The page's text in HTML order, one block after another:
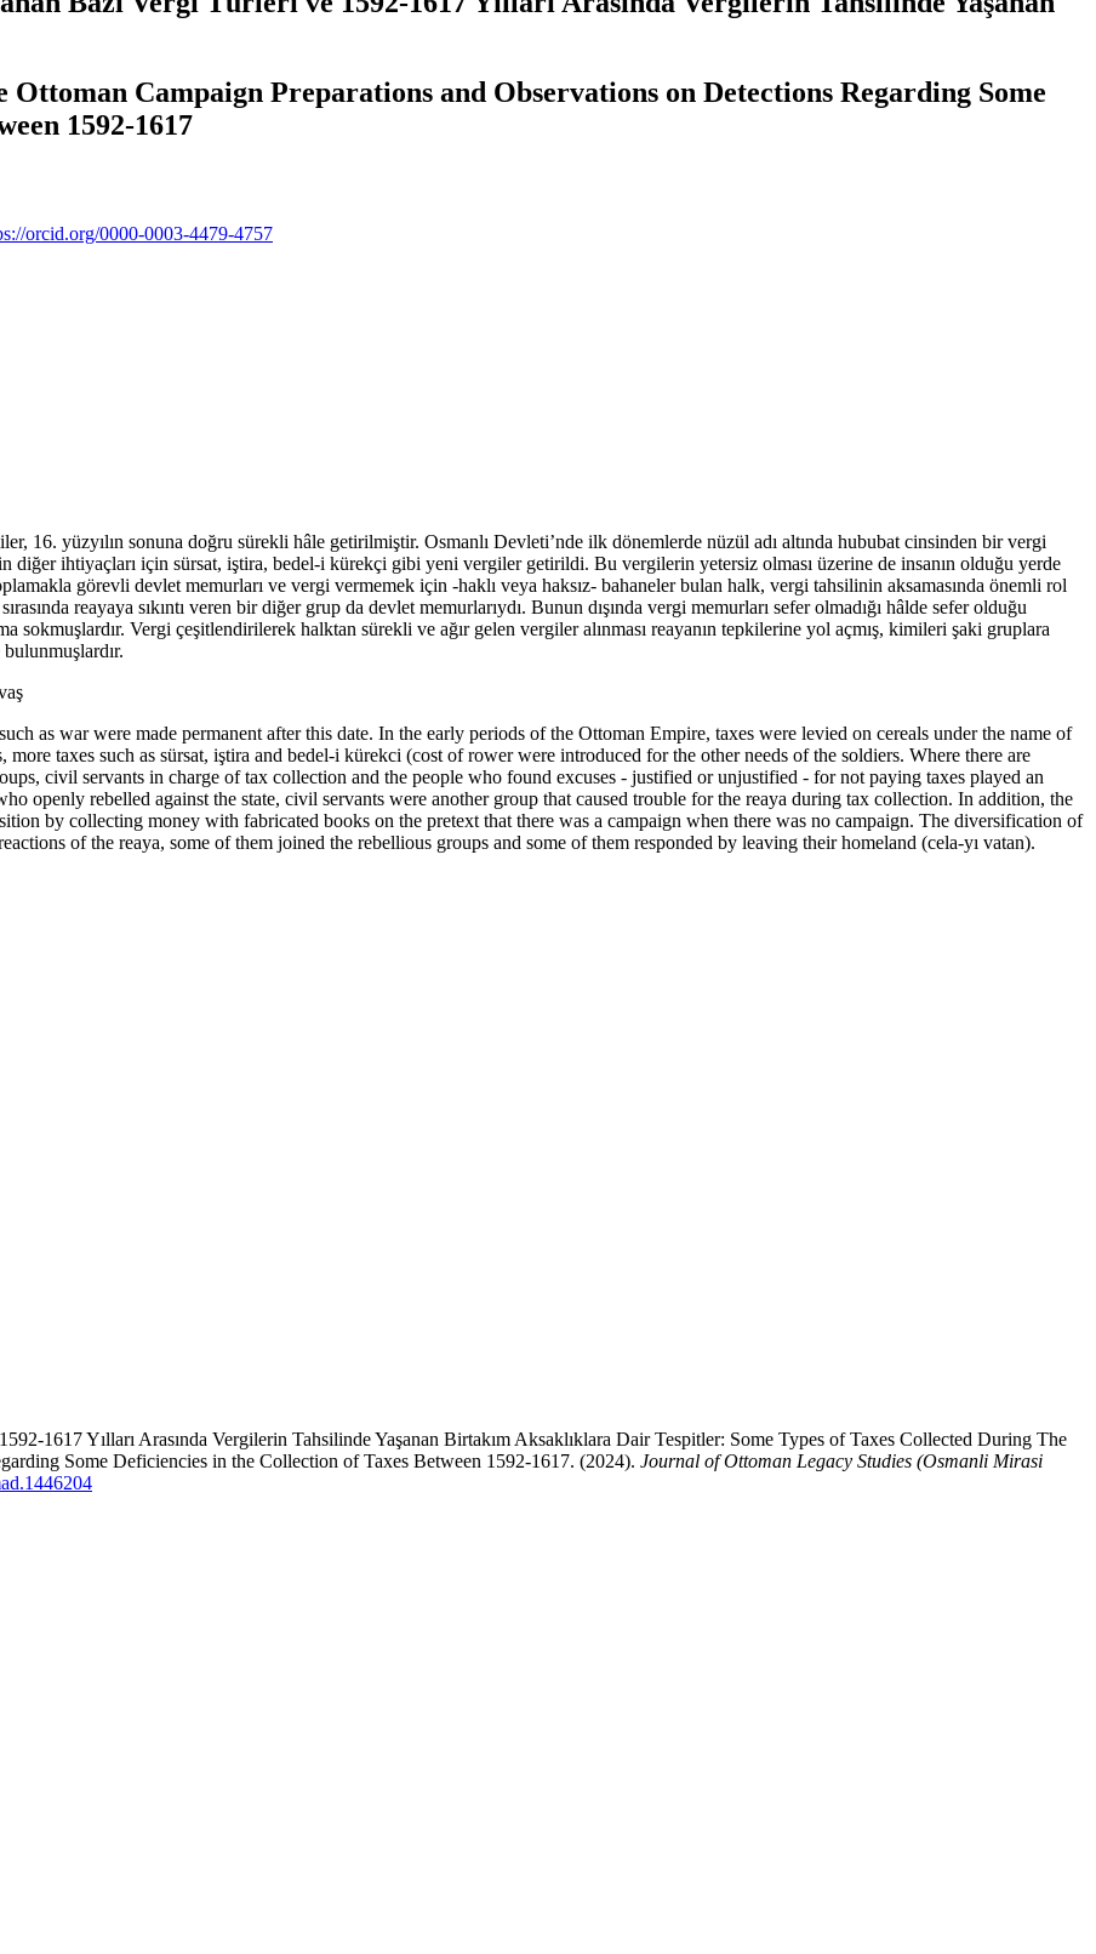
Ottoman Campaign Preparations and Observations on Detections Regarding Some
1592-1617
orcid.org/0000-0003-4479-4757
16. yüzyılın sonuna doğru sürekli hâle getirilmiştir. Osmanlı Devleti’nde ilk dönemlerde nüzül adı altında hububat cinsinden bir vergi
diğer ihtiyaçları için sürsat, iştira, bedel-i kürekçi gibi yeni vergiler getirildi. Bu vergilerin yetersiz olması üzerine de insanın olduğu yerde
görevli devlet memurları ve vergi vermemek için -haklı veya haksız- bahaneler bulan halk, vergi tahsilinin aksamasında önemli rol
reayaya sıkıntı veren bir diğer grup da devlet memurlarıydı. Bunun dışında vergi memurları sefer olmadığı hâlde sefer olduğu
sokmuşlardır. Vergi çeşitlendirilerek halktan sürekli ve ağır gelen vergiler alınması reayanın tepkilerine yol açmış, kimileri şaki gruplara
as war were made permanent after this date. In the early periods of the Ottoman Empire, taxes were levied on cereals under the name of
taxes such as sürsat, iştira and bedel-i kürekci (cost of rower were introduced for the other needs of the soldiers. Where there are
civil servants in charge of tax collection and the people who found excuses - justified or unjustified - for not paying taxes played an
openly rebelled against the state, civil servants were another group that caused trouble for the reaya during tax collection. In addition, the
by collecting money with fabricated books on the pretext that there was a campaign when there was no campaign. The diversification of
of the reaya, some of them joined the rebellious groups and some of them responded by leaving their homeland (cela-yı vatan).
1617 Yılları Arasında Vergilerin Tahsilinde Yaşanan Birtakım Aksaklıklara Dair Tespitler: Some Types of Taxes Collected During The
Some Deficiencies in the Collection of Taxes Between 1592-1617. (2024). Journal of Ottoman Legacy Studies (Osmanli Mirasi